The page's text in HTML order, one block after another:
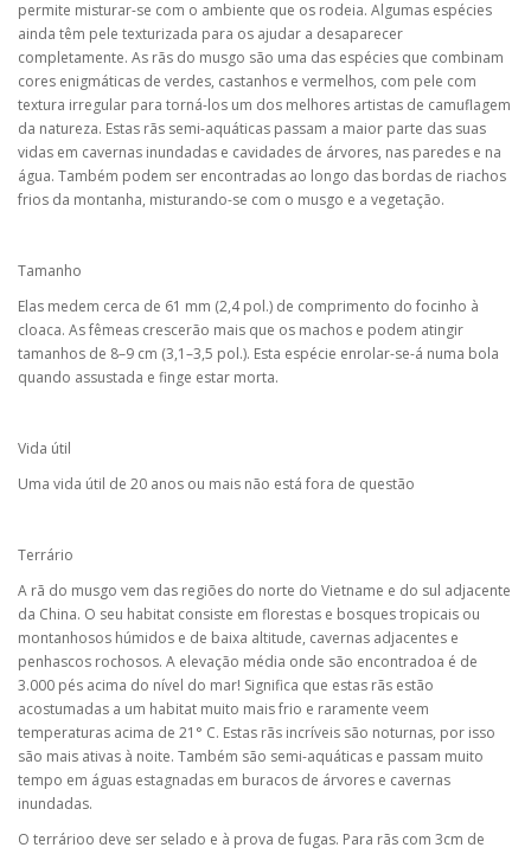
permite misturar-se com o ambiente que os rodeia. Algumas espécies
ainda têm pele texturizada para os ajudar a desaparecer
completamente. As rãs do musgo são uma das espécies que combinam
cores enigmáticas de verdes, castanhos e vermelhos, com pele com
textura irregular para torná-los um dos melhores artistas de camuflagem
da natureza. Estas rãs semi-aquáticas passam a maior parte das suas
vidas em cavernas inundadas e cavidades de árvores, nas paredes e na
água. Também podem ser encontradas ao longo das bordas de riachos
frios da montanha, misturando-se com o musgo e a vegetação.
Tamanho
Elas medem cerca de 61 mm (2,4 pol.) de comprimento do focinho à
cloaca. As fêmeas crescerão mais que os machos e podem atingir
tamanhos de 8–9 cm (3,1–3,5 pol.). Esta espécie enrolar-se-á numa bola
quando assustada e finge estar morta.
Vida útil
Uma vida útil de 20 anos ou mais não está fora de questão
Terrário
A rã do musgo vem das regiões do norte do Vietname e do sul adjacente
da China. O seu habitat consiste em florestas e bosques tropicais ou
montanhosos húmidos e de baixa altitude, cavernas adjacentes e
penhascos rochosos. A elevação média onde são encontradoa é de
3.000 pés acima do nível do mar! Significa que estas rãs estão
acostumadas a um habitat muito mais frio e raramente veem
temperaturas acima de 21° C. Estas rãs incríveis são noturnas, por isso
são mais ativas à noite. Também são semi-aquáticas e passam muito
tempo em águas estagnadas em buracos de árvores e cavernas
inundadas.
O terrárioo deve ser selado e à prova de fugas. Para rãs com 3cm de